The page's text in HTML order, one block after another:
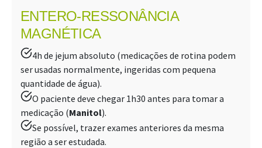
ENTERO-RESSONÂNCIA
MAGNÉTICA
4h de jejum absoluto (medicações de rotina podem
ser usadas normalmente, ingeridas com pequena
quantidade de água).
O paciente deve chegar 1h30 antes para tomar a
medicação (Manitol).
Se possível, trazer exames anteriores da mesma
região a ser estudada.